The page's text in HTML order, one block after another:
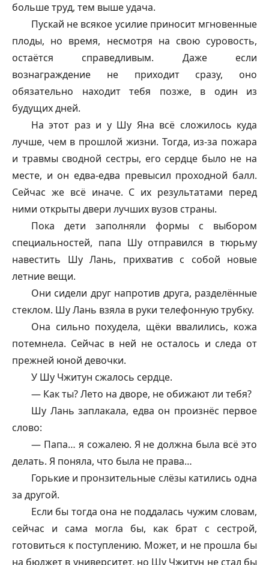
больше труд, тем выше удача.
Пускай не всякое усилие приносит мгновенные
плоды, но время, несмотря на свою суровость,
остаётся справедливым. Даже если
вознаграждение не приходит сразу, оно
обязательно находит тебя позже, в один из
будущих дней.
На этот раз и у Шу Яна всё сложилось куда
лучше, чем в прошлой жизни. Тогда, из-за пожара
и травмы сводной сестры, его сердце было не на
месте, и он едва-едва превысил проходной балл.
Сейчас же всё иначе. С их результатами перед
ними открыты двери лучших вузов страны.
Пока дети заполняли формы с выбором
специальностей, папа Шу отправился в тюрьму
навестить Шу Лань, прихватив с собой новые
летние вещи.
Они сидели друг напротив друга, разделённые
стеклом. Шу Лань взяла в руки телефонную трубку.
Она сильно похудела, щёки ввалились, кожа
потемнела. Сейчас в ней не осталось и следа от
прежней юной девочки.
У Шу Чжитун сжалось сердце.
— Как ты? Лето на дворе, не обижают ли тебя?
Шу Лань заплакала, едва он произнёс первое
слово:
— Папа… я сожалею. Я не должна была всё это
делать. Я поняла, что была не права…
Горькие и пронзительные слёзы катились одна
за другой.
Если бы тогда она не поддалась чужим словам,
сейчас и сама могла бы, как брат с сестрой,
готовиться к поступлению. Может, и не прошла бы
на бюджет в университет, но Шу Чжитун не стал бы